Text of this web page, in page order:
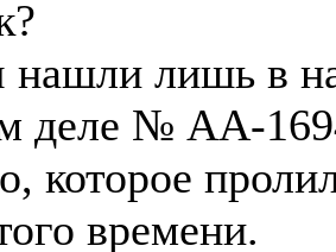
нашли лишь в
деле № АА-
которое
времени.